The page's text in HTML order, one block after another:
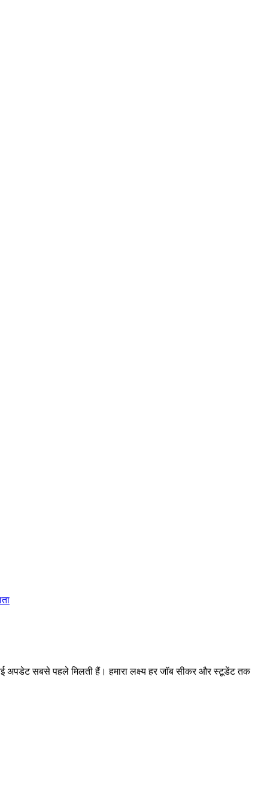
अपडेट सबसे पहले मिलती हैं। हमारा लक्ष्य हर जॉब सीकर और स्टूडेंट तक